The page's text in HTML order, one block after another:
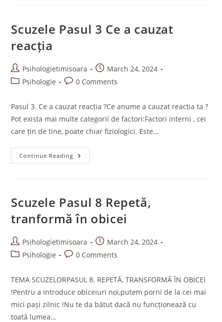
Scuzele Pasul 3 Ce a cauzat
reacția
Post
author:
Psihologietimisoara
Post
published:
March 24, 2024
PostPsihologie
Post0 Comments
Pasul 3. Ce a cauzat reacția ?Ce anume a cauzat reacția ta ?
Pot exista mai multe categorii de factori:Factori interni , cei
care țin de tine, poate chiar fiziologici. Este…
Continue Reading Scuzele
Pasul
Reacția
Scuzele Pasul 8 Repetă,
tranformă în obicei
Post
author:
Psihologietimisoara
Post
published:
March 24, 2024
PostPsihologie
Post0 Comments
TEMA SCUZELORPASUL 8. REPETĂ, TRANSFORMĂ ÎN OBICEI
!Pentru a introduce obiceiuri noi,putem porni de la cei mai
mici pași zilnic !Nu te da bătut dacă nu funcționează cu
toată lumea…